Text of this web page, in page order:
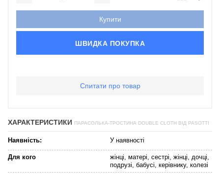
Купити
ШВИДКА ПОКУПКА
Спитати про товар
ХАРАКТЕРИСТИКИ ПАРАСОЛЬКА-ТРОСТИНА DOUBLE CLOTH ВІД PASOTTI
Наявність: У наявності
Для кого
жінці, матері, сестрі, жінці, дочці,
подрузі, бабусі, керівнику, колезі